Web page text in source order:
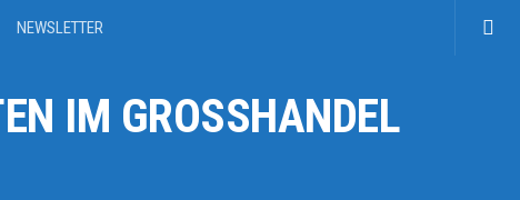
NEWSLETTER
IM GROSSHANDEL